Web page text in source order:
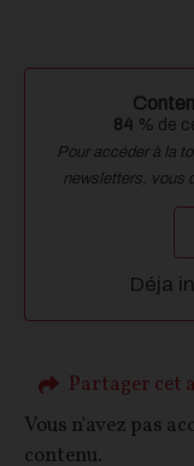
84 % de
Pour accéder à la
newsletters, vous
Déja
Partager cet
Vous n'avez pas
contenu.